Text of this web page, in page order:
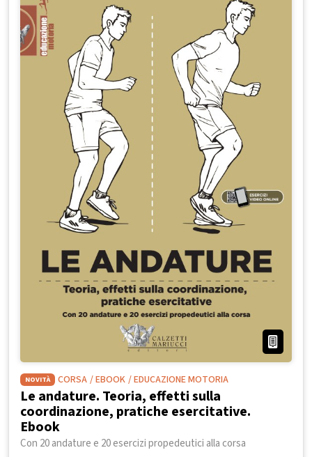
NOVITÀ CORSA / EBOOK / EDUCAZIONE MOTORIA
Le andature. Teoria, effetti sulla
coordinazione, pratiche esercitative.
Ebook
Con 20 andature e 20 esercizi propedeutici alla corsa